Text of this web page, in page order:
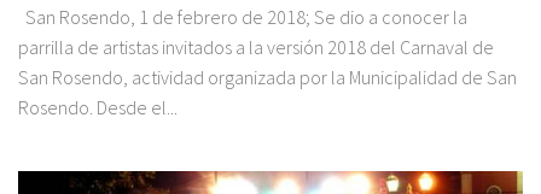
San Rosendo, 1 de febrero de 2018; Se dio a conocer la
parrilla de artistas invitados a la versión 2018 del Carnaval de
San Rosendo, actividad organizada por la Municipalidad de San
Rosendo. Desde el...